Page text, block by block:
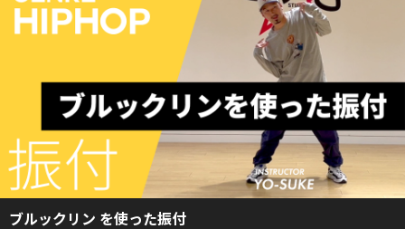
ブルックリン を使った振付